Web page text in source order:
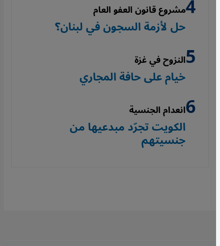
مشروع قانون العفو العام
حل لأزمة السجون في لبنان؟
النزوح في غزة
خيام على حافة المجاري
انعدام الجنسية
الكويت تجرّد مبدعيها من
جنسيتهم